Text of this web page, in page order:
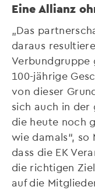
Eine Allianz
„Das
daraus
Verbundgruppe
100-jährige
von dieser
sich auch in der
die heute noch
wie damals“, so
dass die EK
die richtigen
auf die